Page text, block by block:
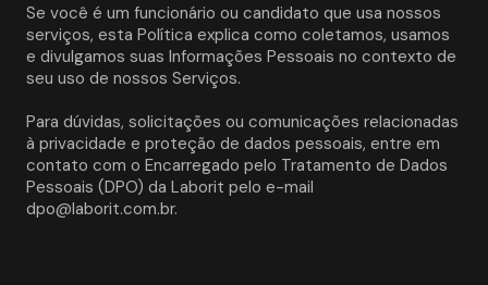
Se você é um funcionário ou candidato que usa nossos
serviços, esta Política explica como coletamos, usamos
e divulgamos suas Informações Pessoais no contexto de
seu uso de nossos Serviços.
Para dúvidas, solicitações ou comunicações relacionadas
à privacidade e proteção de dados pessoais, entre em
contato com o Encarregado pelo Tratamento de Dados
Pessoais (DPO) da Laborit pelo e-mail
dpo@laborit.com.br.